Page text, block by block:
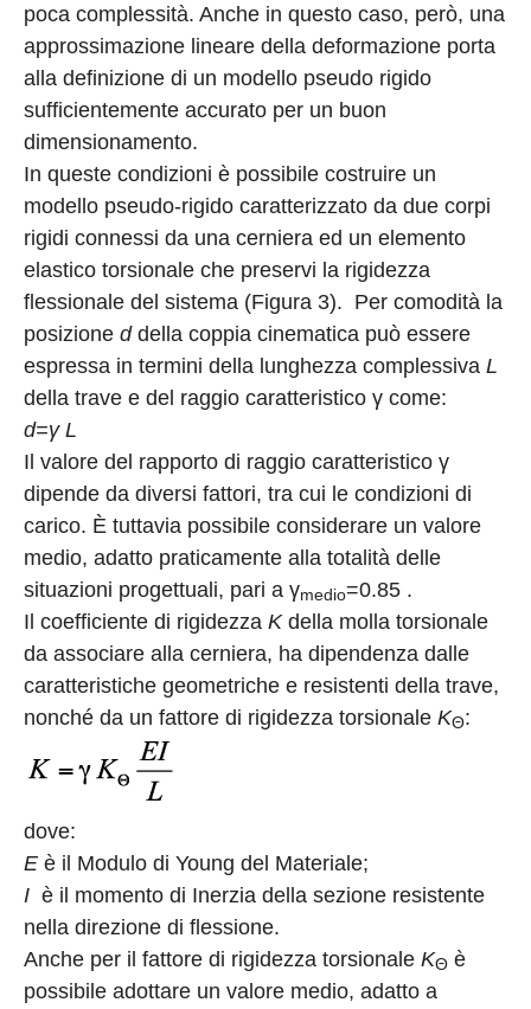
poca complessità. Anche in questo caso, però, una
approssimazione lineare della deformazione porta
alla definizione di un modello pseudo rigido
sufficientemente accurato per un buon
dimensionamento.
In queste condizioni è possibile costruire un
modello pseudo-rigido caratterizzato da due corpi
rigidi connessi da una cerniera ed un elemento
elastico torsionale che preservi la rigidezza
flessionale del sistema (Figura 3). Per comodità la
posizione ddella coppia cinematica può essere
espressa in termini della lunghezza complessiva L
della trave e del raggio caratteristico γ come:
d=γ L
Il valore del rapporto di raggio caratteristico γ
dipende da diversi fattori, tra cui le condizioni di
carico. È tuttavia possibile considerare un valore
medio, adatto praticamente alla totalità delle
situazioni progettuali, pari a γmedio=0.85 .
Il coefficiente di rigidezza Kdella molla torsionale
da associare alla cerniera, ha dipendenza dalle
caratteristiche geometriche e resistenti della trave,
nonché da un fattore di rigidezza torsionale KΘ:
dove:
E è il Modulo di Young del Materiale;
I è il momento di Inerzia della sezione resistente
nella direzione di flessione.
Anche per il fattore di rigidezza torsionale KΘ è
possibile adottare un valore medio, adatto a